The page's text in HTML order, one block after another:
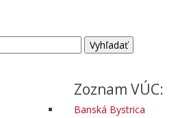
Zoznam VÚC:
Banská Bystrica